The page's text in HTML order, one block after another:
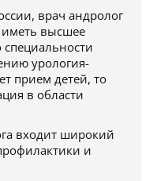
врач андролог
иметь высшее
урология-
прием детей, то
в области
входит широкий
и